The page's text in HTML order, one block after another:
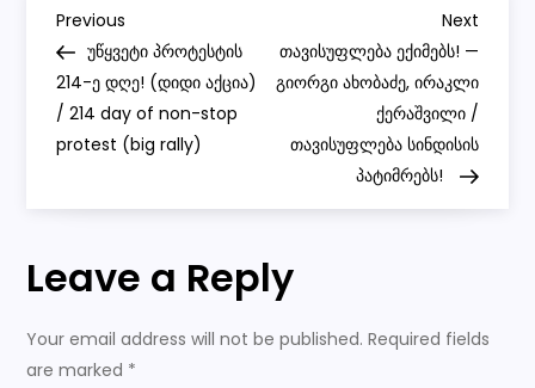
FTS
P
o
s
t
n
a
v
Previous
Post
Previous
უწყვეტი პროტესტის
214-ე დღე! (დიდი აქცია)
/ 214 day of non-stop
protest (big rally)
Next
Post
Next
თავისუფლება ექიმებს! —
გიორგი ახობაძე, ირაკლი
ქერაშვილი /
თავისუფლება სინდისის
პატიმრებს!
Leave a Reply
Your email address will not be published. Required fields
are marked *